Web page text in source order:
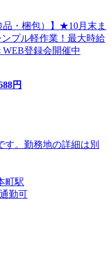
品・梱包）】★10月末ま
プル軽作業！最大時給
登録会開催中
円
。勤務地の詳細は別
町駅
勤可